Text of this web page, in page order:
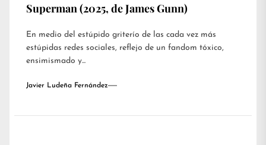
Superman (2025, de James Gunn)
En medio del estúpido griterío de las cada vez más
estúpidas redes sociales, reflejo de un fandom tóxico,
ensimismado y...
Javier Ludeña Fernández